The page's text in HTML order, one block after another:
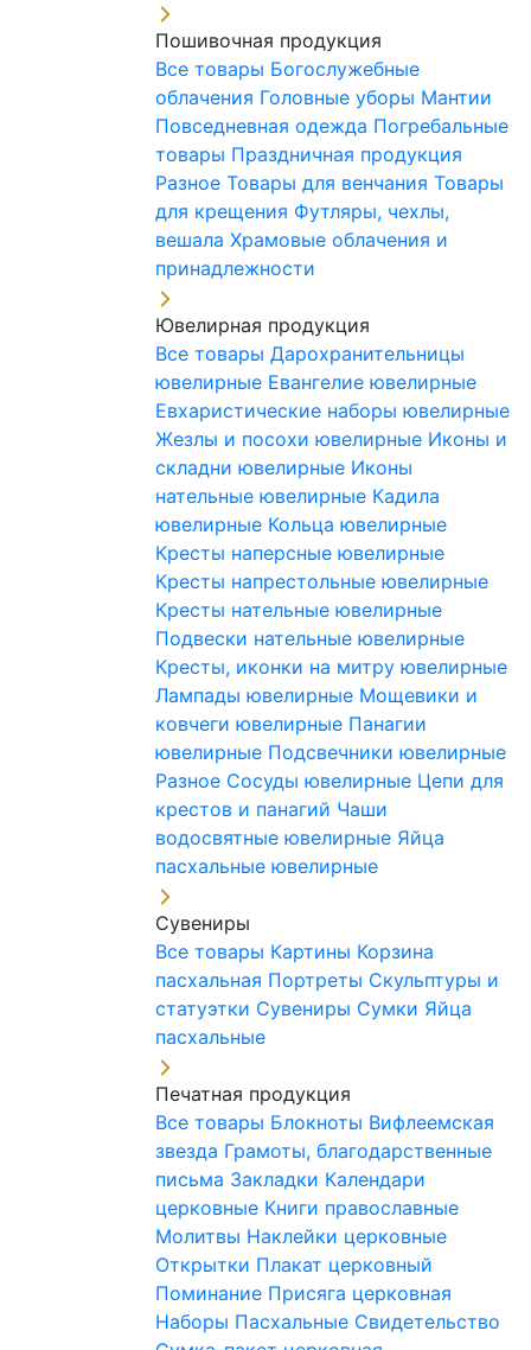
Пошивочная продукция
Все товары Богослужебные
облачения Головные уборы Мантии
Повседневная одежда Погребальные
товары Праздничная продукция
Разное Товары для венчания Товары
для крещения Футляры, чехлы,
вешала Храмовые облачения и
принадлежности
Ювелирная продукция
Все товары Дарохранительницы
ювелирные Евангелие ювелирные
Евхаристические наборы ювелирные
Жезлы и посохи ювелирные Иконы и
складни ювелирные Иконы
нательные ювелирные Кадила
ювелирные Кольца ювелирные
Кресты наперсные ювелирные
Кресты напрестольные ювелирные
Кресты нательные ювелирные
Подвески нательные ювелирные
Кресты, иконки на митру ювелирные
Лампады ювелирные Мощевики и
ковчеги ювелирные Панагии
ювелирные Подсвечники ювелирные
Разное Сосуды ювелирные Цепи для
крестов и панагий Чаши
водосвятные ювелирные Яйца
пасхальные ювелирные
Сувениры
Все товары Картины Корзина
пасхальная Портреты Скульптуры и
статуэтки Сувениры Сумки Яйца
пасхальные
Печатная продукция
Все товары Блокноты Вифлеемская
звезда Грамоты, благодарственные
письма Закладки Календари
церковные Книги православные
Молитвы Наклейки церковные
Открытки Плакат церковный
Поминание Присяга церковная
Наборы Пасхальные Свидетельство